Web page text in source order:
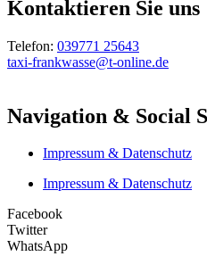
Kontaktieren Sie uns
Telefon: 039771 25643
taxi-frankwasse@t-online.de
Navigation & Social
Impressum & Datenschutz
Impressum & Datenschutz
Facebook
Twitter
WhatsApp